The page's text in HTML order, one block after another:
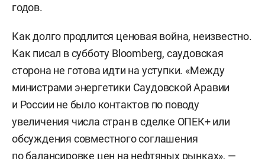
годов.
Как долго продлится ценовая война, неизвестно.
Как писал в субботу Bloomberg, саудовская
сторона не готова идти на уступки. «Между
министрами энергетики Саудовской Аравии
и России не было контактов по поводу
увеличения числа стран в сделке ОПЕК+ или
обсуждения совместного соглашения
по балансировке цен на нефтяных рынках», —